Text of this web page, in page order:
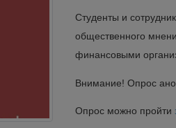
Студенты и
общественного
финансовыми
Внимание! Опрос
Опрос можно пройти